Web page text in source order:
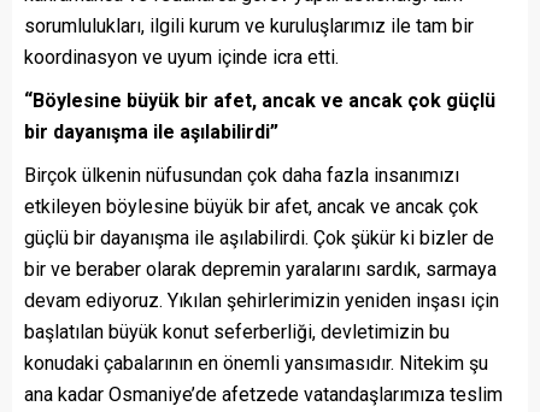
sorumlulukları, ilgili kurum ve kuruluşlarımız ile tam bir
koordinasyon ve uyum içinde icra etti.
“Böylesine büyük bir afet, ancak ve ancak çok güçlü
bir dayanışma ile aşılabilirdi”
Birçok ülkenin nüfusundan çok daha fazla insanımızı
etkileyen böylesine büyük bir afet, ancak ve ancak çok
güçlü bir dayanışma ile aşılabilirdi. Çok şükür ki bizler de
bir ve beraber olarak depremin yaralarını sardık, sarmaya
devam ediyoruz. Yıkılan şehirlerimizin yeniden inşası için
başlatılan büyük konut seferberliği, devletimizin bu
konudaki çabalarının en önemli yansımasıdır. Nitekim şu
ana kadar Osmaniye’de afetzede vatandaşlarımıza teslim